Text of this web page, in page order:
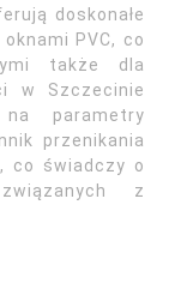
doskonałe
PVC, co
także dla
w Szczecinie
parametry
przenikania
co świadczy o
z